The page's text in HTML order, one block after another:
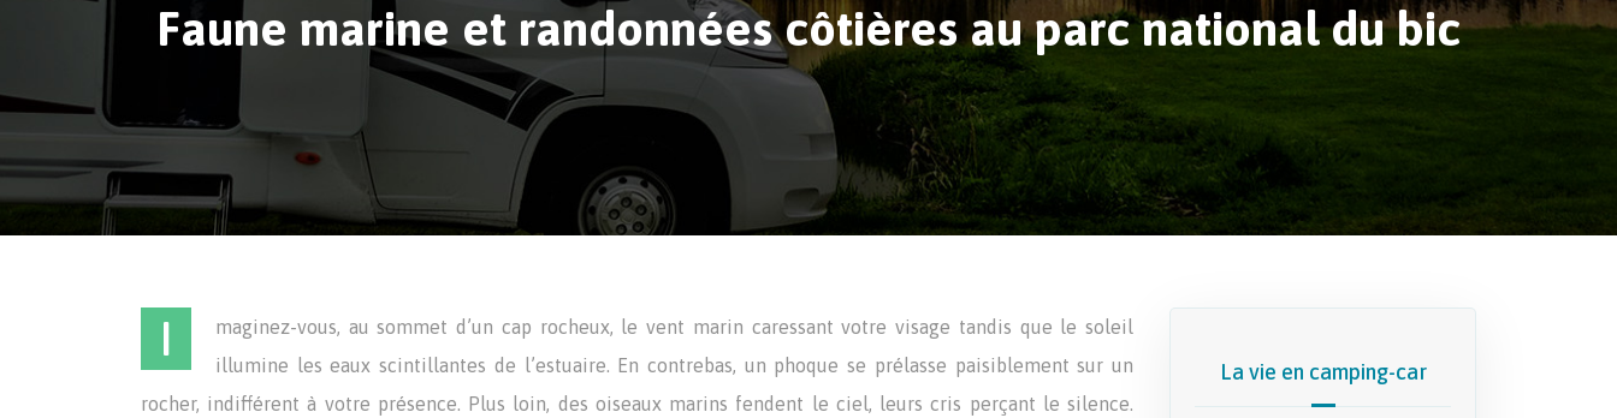
Faune marine et randonnées côtières au parc national du bic
I
maginez-vous, au sommet d’un cap rocheux, le vent marin caressant votre visage tandis que le soleil
illumine les eaux scintillantes de l’estuaire. En contrebas, un phoque se prélasse paisiblement sur un
rocher, indifférent à votre présence. Plus loin, des oiseaux marins fendent le ciel, leurs cris perçant le silence.
La vie en camping-car